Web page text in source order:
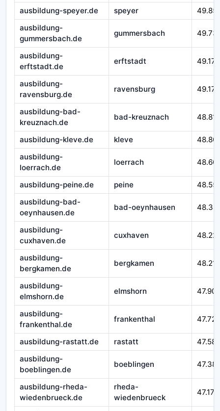
ausbildung-speyer.de speyer
ausbildung-
gummersbach.de
gummersbach
ausbildung-
erftstadt.de
erftstadt 49.179
ausbildung-
ravensburg.de
ravensburg 49.172
ausbildung-bad-
kreuznach.de
bad-kreuznach
ausbildung-kleve.de kleve
ausbildung-
loerrach.de
loerrach 48.601
ausbildung-peine.de peine
ausbildung-bad-
oeynhausen.de
bad-oeynhausen
ausbildung-
cuxhaven.de
cuxhaven 48.221
ausbildung-
bergkamen.de
bergkamen 48.218
ausbildung-
elmshorn.de
elmshorn 47.907
ausbildung-
frankenthal.de
frankenthal 47.727
ausbildung-rastatt.de rastatt
47.586
ausbildung-
boeblingen.de
boeblingen
ausbildung-rheda-
wiedenbrueck.de
rheda-
wiedenbrueck
47.177